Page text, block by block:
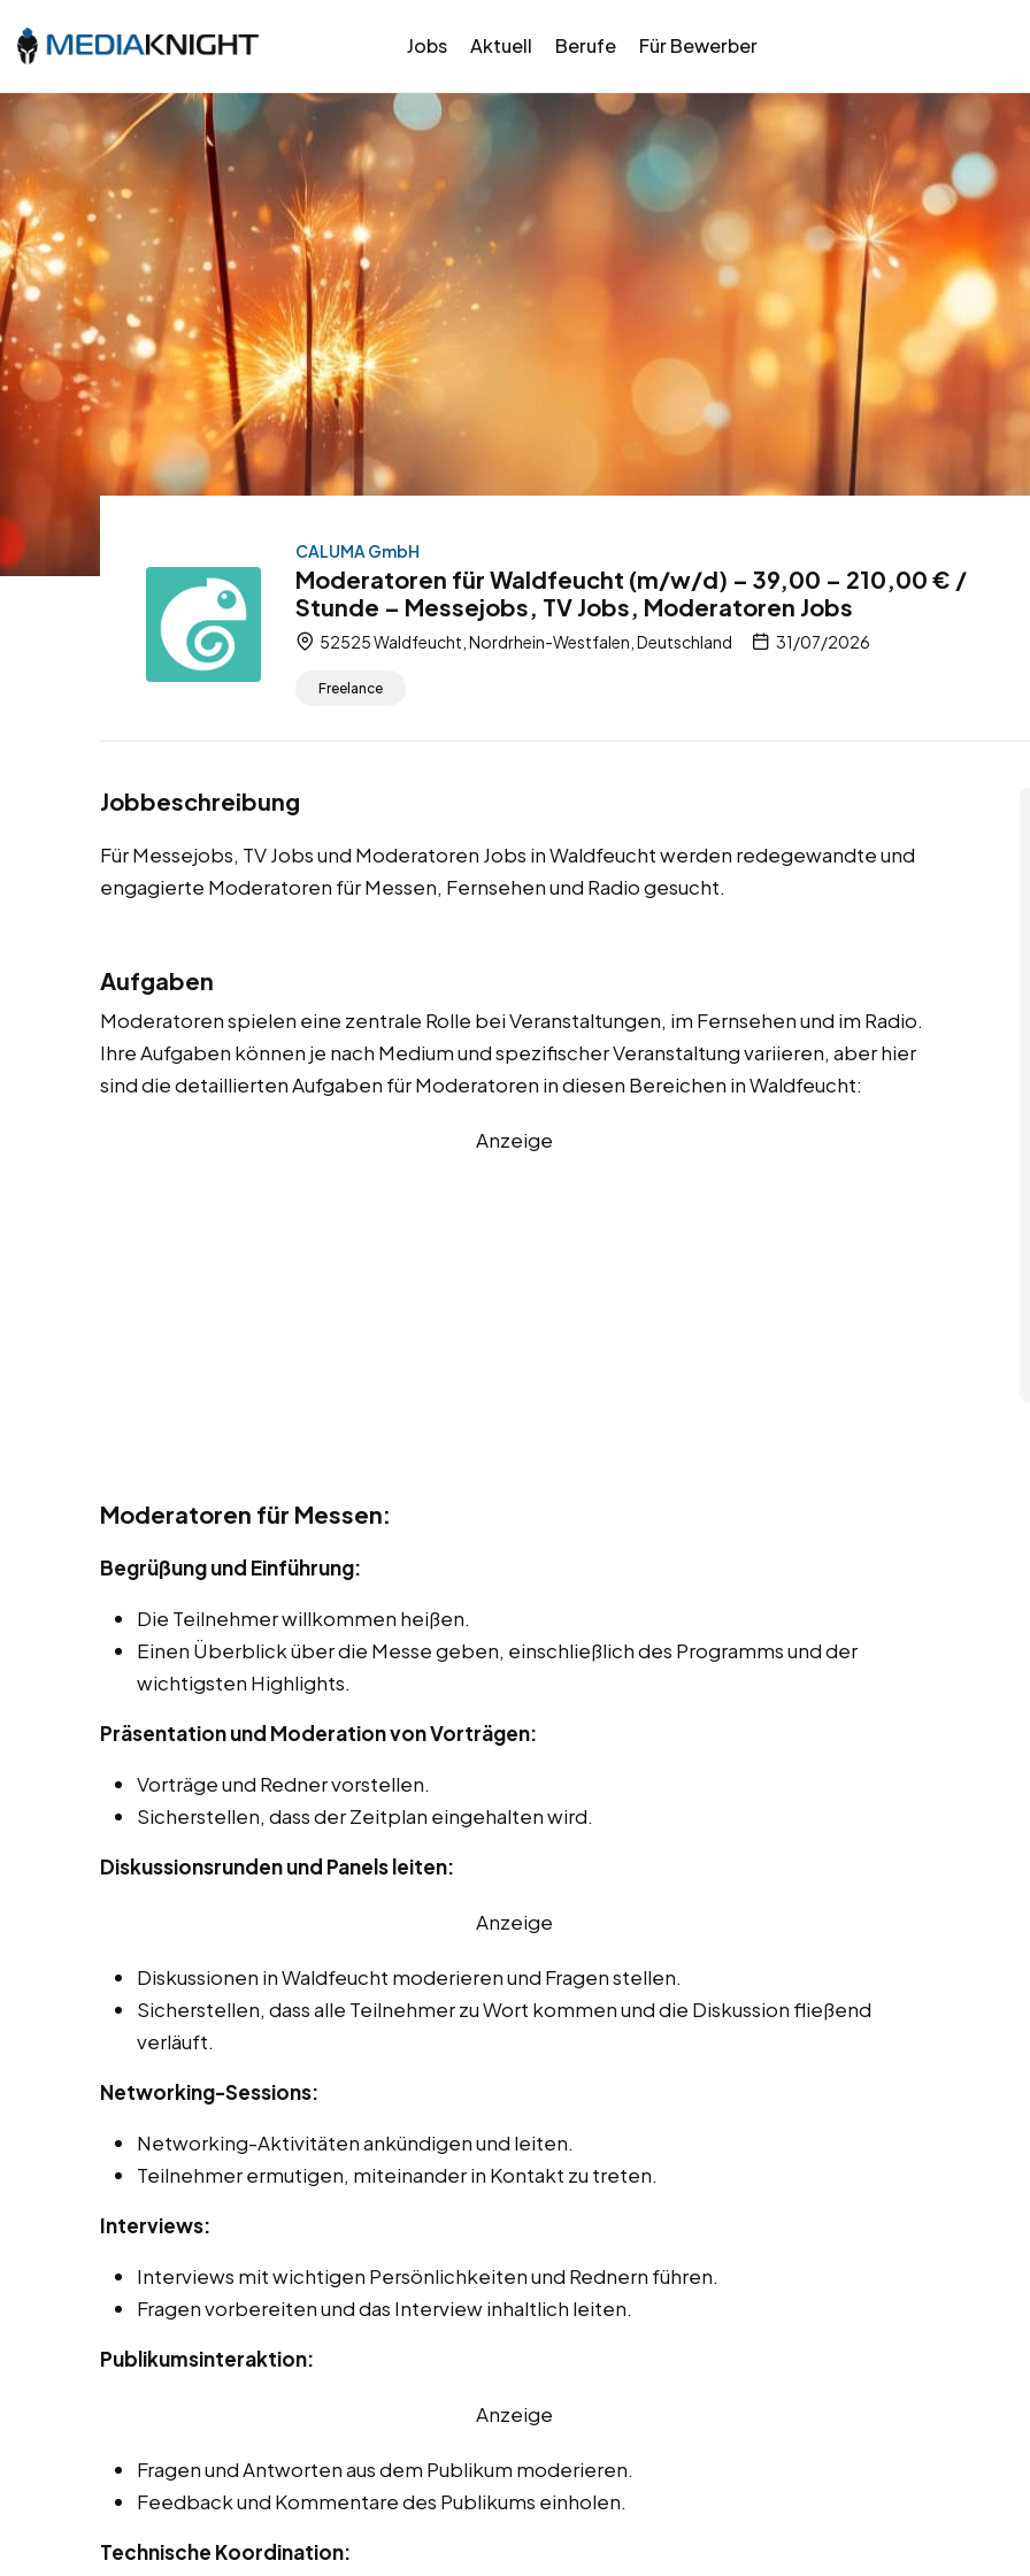
Jobs Aktuell Berufe Für Bewerber
CALUMA GmbH
Moderatoren für Waldfeucht (m/w/d) – 39,00 – 210,00 € /
Stunde – Messejobs, TV Jobs, Moderatoren Jobs
52525 Waldfeucht, Nordrhein-Westfalen, Deutschland 31/07/2026
Freelance
Jobbeschreibung
Für Messejobs, TV Jobs und Moderatoren Jobs in Waldfeucht werden redegewandte und
engagierte Moderatoren für Messen, Fernsehen und Radio gesucht.
Aufgaben
Moderatoren spielen eine zentrale Rolle bei Veranstaltungen, im Fernsehen und im Radio.
Ihre Aufgaben können je nach Medium und spezifischer Veranstaltung variieren, aber hier
sind die detaillierten Aufgaben für Moderatoren in diesen Bereichen in Waldfeucht:
Anzeige
Moderatoren für Messen:
Begrüßung und Einführung:
Die Teilnehmer willkommen heißen.
Einen Überblick über die Messe geben, einschließlich des Programms und der
wichtigsten Highlights.
Präsentation und Moderation von Vorträgen:
Vorträge und Redner vorstellen.
Sicherstellen, dass der Zeitplan eingehalten wird.
Diskussionsrunden und Panels leiten:
Anzeige
Diskussionen in Waldfeucht moderieren und Fragen stellen.
Sicherstellen, dass alle Teilnehmer zu Wort kommen und die Diskussion fließend
verläuft.
Networking-Sessions:
Networking-Aktivitäten ankündigen und leiten.
Teilnehmer ermutigen, miteinander in Kontakt zu treten.
Interviews:
Interviews mit wichtigen Persönlichkeiten und Rednern führen.
Fragen vorbereiten und das Interview inhaltlich leiten.
Publikumsinteraktion:
Anzeige
Fragen und Antworten aus dem Publikum moderieren.
Feedback und Kommentare des Publikums einholen.
Technische Koordination: